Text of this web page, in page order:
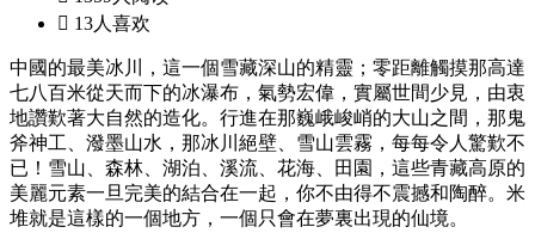
 13人喜欢
中國的最美冰川，這一個雪藏深山的精靈；零距離觸摸那高達
七八百米從天而下的冰瀑布，氣勢宏偉，實屬世間少見，由衷
地讚歎著大自然的造化。行進在那巍峨峻峭的大山之間，那鬼
斧神工、潑墨山水，那冰川絕壁、雪山雲霧，每每令人驚歎不
已！雪山、森林、湖泊、溪流、花海、田園，這些青藏高原的
美麗元素一旦完美的結合在一起，你不由得不震撼和陶醉。米
堆就是這樣的一個地方，一個只會在夢裏出現的仙境。